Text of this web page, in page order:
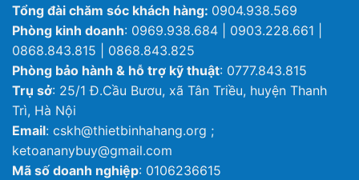
Tổng đài chăm sóc khách hàng: 0904.938.569
Phòng kinh doanh: 0969.938.684 | 0903.228.661 |
0868.843.815 | 0868.843.825
Phòng bảo hành & hỗ trợ kỹ thuật: 0777.843.815
Trụ sở: 25/1 Đ.Cầu Bươu, xã Tân Triều, huyện Thanh
Trì, Hà Nội
Email: cskh@thietbinhahang.org ;
ketoananybuy@gmail.com
Mã số doanh nghiệp: 0106236615